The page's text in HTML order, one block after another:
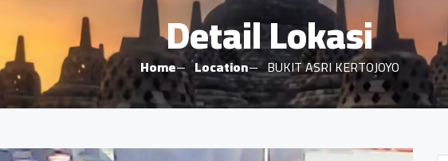
Detail Lokasi
Home Location BUKIT ASRI KERTOJOYO